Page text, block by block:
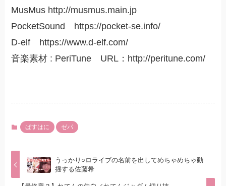
MusMus http://musmus.main.jp
PocketSound https://pocket-se.info/
D-elf https://www.d-elf.com/
音楽素材 : PeriTune URL：http://peritune.com/
ぱすはに ゼパ
うっかり○ロライブの名前を出してめちゃめちゃ動
揺する佐藤希